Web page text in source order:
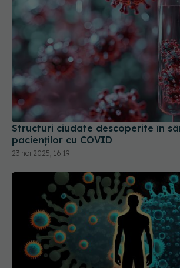
Structuri ciudate descoperite în
pacienților cu COVID
23 noi 2025, 16:19